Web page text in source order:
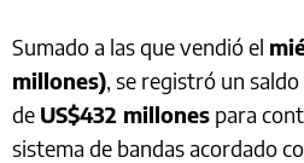
Sumado a las que vendió el
millones), se registró un
de US$432 millones para
sistema de bandas acordado